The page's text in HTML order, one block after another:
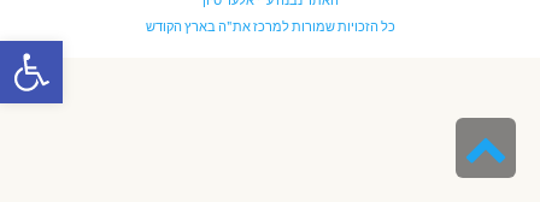
פתח
כל הזכויות שמורות למרכז את"ה בארץ הקודש
לראש